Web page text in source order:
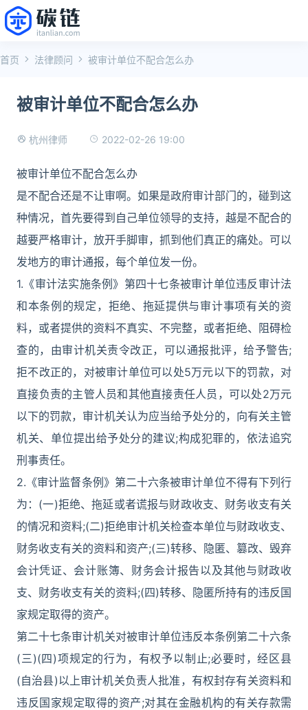
首页 法律顾问 被审计单位不配合怎么办
被审计单位不配合怎么办
杭州律师 2022-02-26 19:00
被审计单位不配合怎么办
是不配合还是不让审啊。如果是政府审计部门的，碰到这
种情况，首先要得到自己单位领导的支持，越是不配合的
越要严格审计，放开手脚审，抓到他们真正的痛处。可以
发地方的审计通报，每个单位发一份。
1.《审计法实施条例》第四十七条被审计单位违反审计法
和本条例的规定，拒绝、拖延提供与审计事项有关的资
料，或者提供的资料不真实、不完整，或者拒绝、阻碍检
查的，由审计机关责令改正，可以通报批评，给予警告;
拒不改正的，对被审计单位可以处5万元以下的罚款，对
直接负责的主管人员和其他直接责任人员，可以处2万元
以下的罚款，审计机关认为应当给予处分的，向有关主管
机关、单位提出给予处分的建议;构成犯罪的，依法追究
刑事责任。
2.《审计监督条例》第二十六条被审计单位不得有下列行
为：(一)拒绝、拖延或者谎报与财政收支、财务收支有关
的情况和资料;(二)拒绝审计机关检查本单位与财政收支、
财务收支有关的资料和资产;(三)转移、隐匿、篡改、毁弃
会计凭证、会计账簿、财务会计报告以及其他与财政收
支、财务收支有关的资料;(四)转移、隐匿所持有的违反国
家规定取得的资产。
第二十七条审计机关对被审计单位违反本条例第二十六条
(三)(四)项规定的行为，有权予以制止;必要时，经区县
(自治县)以上审计机关负责人批准，有权封存有关资料和
违反国家规定取得的资产;对其在金融机构的有关存款需